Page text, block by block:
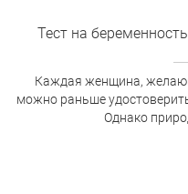
Тест на
Каждая женщина,
можно раньше
Однако